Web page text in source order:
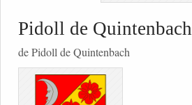
Pidoll de Quintenbach
de Pidoll de Quintenbach